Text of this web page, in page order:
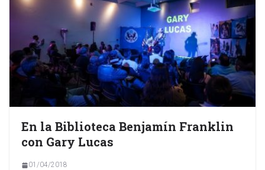
En la Biblioteca Benjamín Franklin
con Gary Lucas
01/04/2018